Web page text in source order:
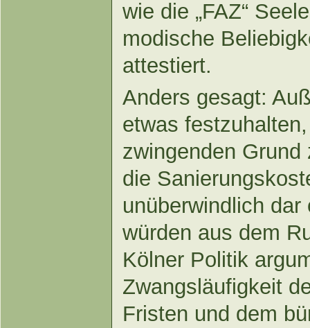
wie die „FAZ“
modische
attestiert.
Anders gesagt:
etwas
zwingenden
die
unüberwindlich
würden aus dem
Kölner Politik
Zwangsläufigkeit
Fristen und dem